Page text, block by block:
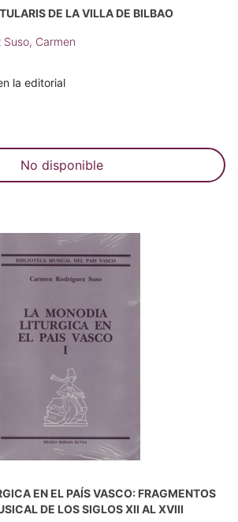
DE LA VILLA DE BILBAO
Suso, Carmen
la editorial
No disponible
EN EL PAÍS VASCO: FRAGMENTOS
DE LOS SIGLOS XII AL XVIII